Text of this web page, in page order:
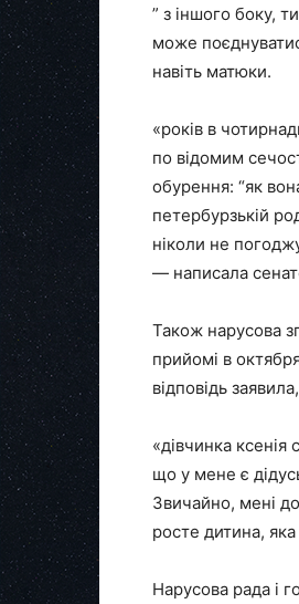
” з іншого боку,
може
навіть матюки.
«років в
по відомим
обурення: “як
петербурзькій
ніколи не
— написала
Також нарусова
прийомі в
відповідь
«дівчинка ксенія
що у мене є
Звичайно, мені
росте дитина,
Нарусова рада і